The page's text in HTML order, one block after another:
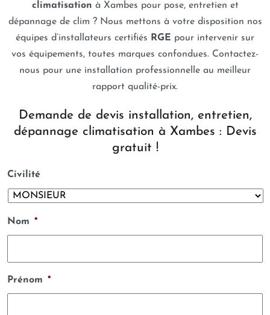
climatisation à Xambes pour pose, entretien et
dépannage de clim ? Nous mettons à votre disposition nos
équipes d’installateurs certifiés RGE pour intervenir sur
vos équipements, toutes marques confondues. Contactez-
nous pour une installation professionnelle au meilleur
rapport qualité-prix.
Demande de devis installation, entretien,
dépannage climatisation à Xambes : Devis
gratuit !
Civilité
Nom *
Prénom *